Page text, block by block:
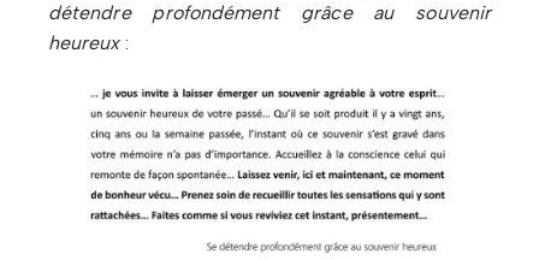
détendre profondément grâce au souvenir
heureux: